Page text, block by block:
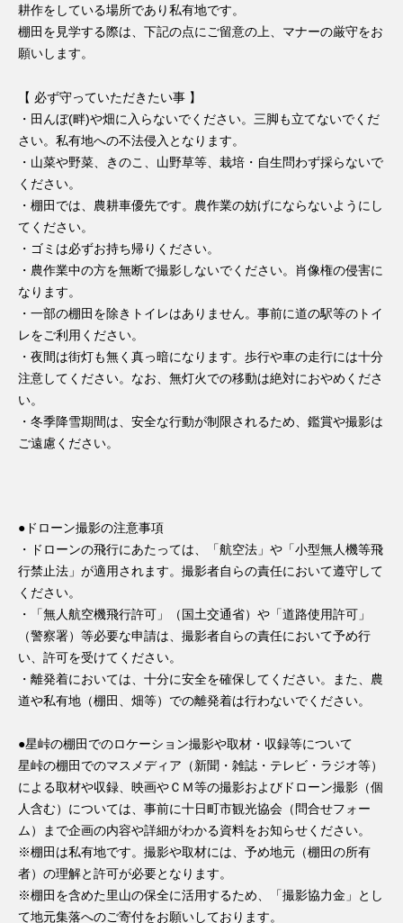
耕作をしている場所であり私有地です。
棚田を見学する際は、下記の点にご留意の上、マナーの厳守をお
願いします。
【 必ず守っていただきたい事 】
・田んぼ(畔)や畑に入らないでください。三脚も立てないでくだ
さい。私有地への不法侵入となります。
・山菜や野菜、きのこ、山野草等、栽培・自生問わず採らないで
ください。
・棚田では、農耕車優先です。農作業の妨げにならないようにし
てください。
・ゴミは必ずお持ち帰りください。
・農作業中の方を無断で撮影しないでください。肖像権の侵害に
なります。
・一部の棚田を除きトイレはありません。事前に道の駅等のトイ
レをご利用ください。
・夜間は街灯も無く真っ暗になります。歩行や車の走行には十分
注意してください。なお、無灯火での移動は絶対におやめくださ
い。
・冬季降雪期間は、安全な行動が制限されるため、鑑賞や撮影は
ご遠慮ください。
●ドローン撮影の注意事項
・ドローンの飛行にあたっては、「航空法」や「小型無人機等飛
行禁止法」が適用されます。撮影者自らの責任において遵守して
ください。
・「無人航空機飛行許可」（国土交通省）や「道路使用許可」
（警察署）等必要な申請は、撮影者自らの責任において予め行
い、許可を受けてください。
・離発着においては、十分に安全を確保してください。また、農
道や私有地（棚田、畑等）での離発着は行わないでください。
●星峠の棚田でのロケーション撮影や取材・収録等について
星峠の棚田でのマスメディア（新聞・雑誌・テレビ・ラジオ等）
による取材や収録、映画やＣＭ等の撮影およびドローン撮影（個
人含む）については、事前に十日町市観光協会（問合せフォー
ム）まで企画の内容や詳細がわかる資料をお知らせください。
※棚田は私有地です。撮影や取材には、予め地元（棚田の所有
者）の理解と許可が必要となります。
※棚田を含めた里山の保全に活用するため、「撮影協力金」とし
て地元集落へのご寄付をお願いしております。